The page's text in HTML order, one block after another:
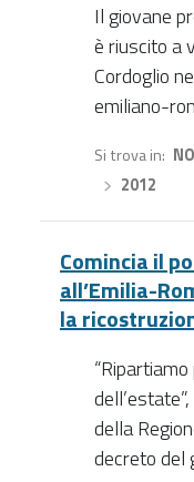
Il giovane
è riuscito a
Cordoglio
emiliano-
Si trova in
2012
Comincia il
all’Emilia-
la
della
decreto del